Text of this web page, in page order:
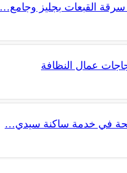
القبعات بجليز وجامع…
عمال النظافة
في خدمة ساكنة سيدي…